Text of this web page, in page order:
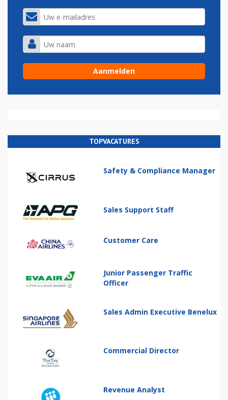
TOPVACATURES
Safety & Compliance Manager
Sales Support Staff
Customer Care
Junior Passenger Traffic
Officer
Sales Admin Executive Benelux
Commercial Director
Revenue Analyst